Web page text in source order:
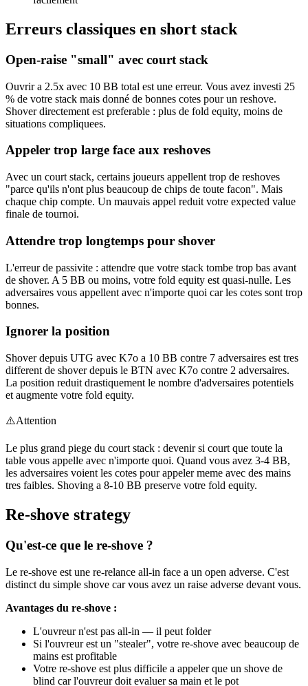
Erreurs classiques en short stack
Open-raise "small" avec court stack
Ouvrir a 2.5x avec 10 BB total est une erreur. Vous avez investi 25
% de votre stack mais donné de bonnes cotes pour un reshove.
Shover directement est preferable : plus de fold equity, moins de
situations compliquees.
Appeler trop large face aux reshoves
Avec un court stack, certains joueurs appellent trop de reshoves
"parce qu'ils n'ont plus beaucoup de chips de toute facon". Mais
chaque chip compte. Un mauvais appel reduit votre expected value
finale de tournoi.
Attendre trop longtemps pour shover
L'erreur de passivite : attendre que votre stack tombe trop bas avant
de shover. A 5 BB ou moins, votre fold equity est quasi-nulle. Les
adversaires vous appellent avec n'importe quoi car les cotes sont trop
bonnes.
Ignorer la position
Shover depuis UTG avec K7o a 10 BB contre 7 adversaires est tres
different de shover depuis le BTN avec K7o contre 2 adversaires.
La position reduit drastiquement le nombre d'adversaires potentiels
et augmente votre fold equity.
⚠️Attention
Le plus grand piege du court stack : devenir si court que toute la
table vous appelle avec n'importe quoi. Quand vous avez 3-4 BB,
les adversaires voient les cotes pour appeler meme avec des mains
tres faibles. Shoving a 8-10 BB preserve votre fold equity.
Re-shove strategy
Qu'est-ce que le re-shove ?
Le re-shove est une re-relance all-in face a un open adverse. C'est
distinct du simple shove car vous avez un raise adverse devant vous.
Avantages du re-shove :
L'ouvreur n'est pas all-in — il peut folder
Si l'ouvreur est un "stealer", votre re-shove avec beaucoup de
mains est profitable
Votre re-shove est plus difficile a appeler que un shove de
blind car l'ouvreur doit evaluer sa main et le pot